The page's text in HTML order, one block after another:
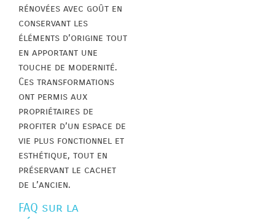
rénovées avec goût en
conservant les
éléments d’origine tout
en apportant une
touche de modernité.
Ces transformations
ont permis aux
propriétaires de
profiter d’un espace de
vie plus fonctionnel et
esthétique, tout en
préservant le cachet
de l’ancien.
FAQ sur la